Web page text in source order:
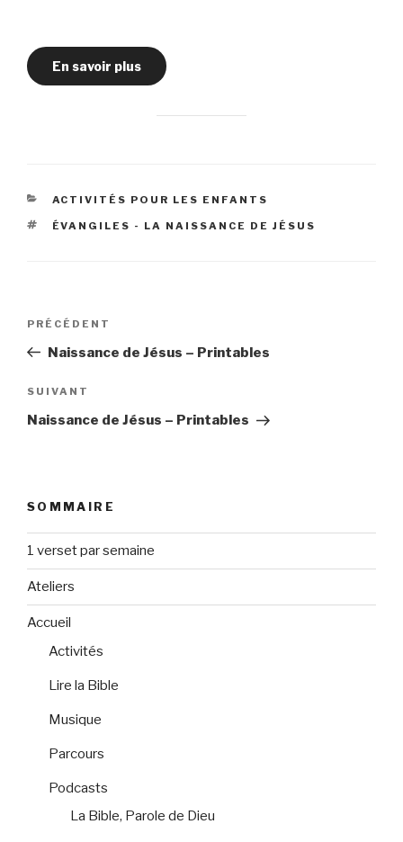
En savoir plus
CATÉGORIES
ACTIVITÉS POUR LES ENFANTS
ÉTIQUETTES
ÉVANGILES - LA NAISSANCE DE JÉSUS
Navigation
l’article
Article
précédent
PRÉCÉDENT
Naissance de Jésus – Printables
Article
suivant
SUIVANT
Naissance de Jésus – Printables
SOMMAIRE
1 verset par semaine
Ateliers
Accueil
Activités
Lire la Bible
Musique
Parcours
Podcasts
La Bible, Parole de Dieu